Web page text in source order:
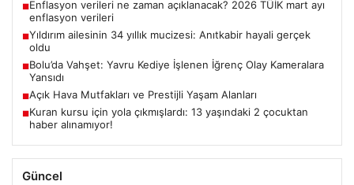
■Enflasyon verileri ne zaman açıklanacak? 2026 TÜİK mart ayı
enflasyon verileri
■Yıldırım ailesinin 34 yıllık mucizesi: Anıtkabir hayali gerçek
oldu
■Bolu’da Vahşet: Yavru Kediye İşlenen İğrenç Olay Kameralara
Yansıdı
■Açık Hava Mutfakları ve Prestijli Yaşam Alanları
■Kuran kursu için yola çıkmışlardı: 13 yaşındaki 2 çocuktan
haber alınamıyor!
Güncel